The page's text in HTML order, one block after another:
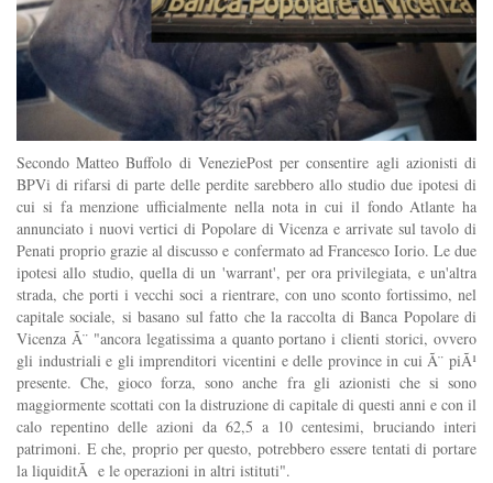
Secondo Matteo Buffolo di VeneziePost per consentire agli azionisti di
BPVi di rifarsi di parte delle perdite sarebbero allo studio due ipotesi di
cui si fa menzione ufficialmente nella nota in cui il fondo Atlante ha
annunciato i nuovi vertici di Popolare di Vicenza e arrivate sul tavolo di
Penati proprio grazie al discusso e confermato ad Francesco Iorio. Le due
ipotesi allo studio, quella di un 'warrant', per ora privilegiata, e un'altra
strada, che porti i vecchi soci a rientrare, con uno sconto fortissimo, nel
capitale sociale, si basano sul fatto che la raccolta di Banca Popolare di
Vicenza Ã¨ "ancora legatissima a quanto portano i clienti storici, ovvero
gli industriali e gli imprenditori vicentini e delle province in cui Ã¨ piÃ¹
presente. Che, gioco forza, sono anche fra gli azionisti che si sono
maggiormente scottati con la distruzione di capitale di questi anni e con il
calo repentino delle azioni da 62,5 a 10 centesimi, bruciando interi
patrimoni. E che, proprio per questo, potrebbero essere tentati di portare
la liquiditÃ e le operazioni in altri istituti".